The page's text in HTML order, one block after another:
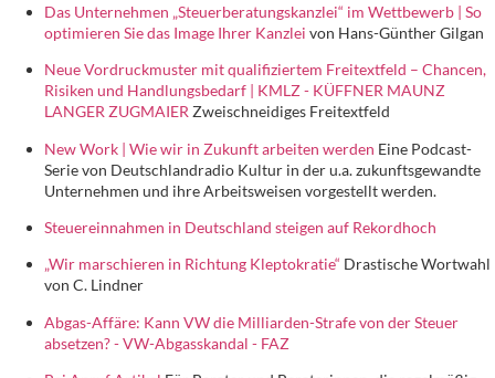
Das Unternehmen „Steuerberatungskanzlei“ im Wettbewerb | So
optimieren Sie das Image Ihrer Kanzlei von Hans-Günther Gilgan
Neue Vordruckmuster mit qualifiziertem Freitextfeld – Chancen,
Risiken und Handlungsbedarf | KMLZ - KÜFFNER MAUNZ
LANGER ZUGMAIER Zweischneidiges Freitextfeld
New Work | Wie wir in Zukunft arbeiten werden Eine Podcast-
Serie von Deutschlandradio Kultur in der u.a. zukunftsgewandte
Unternehmen und ihre Arbeitsweisen vorgestellt werden.
Steuereinnahmen in Deutschland steigen auf Rekordhoch
„Wir marschieren in Richtung Kleptokratie“ Drastische Wortwahl
von C. Lindner
Abgas-Affäre: Kann VW die Milliarden-Strafe von der Steuer
absetzen? - VW-Abgasskandal - FAZ